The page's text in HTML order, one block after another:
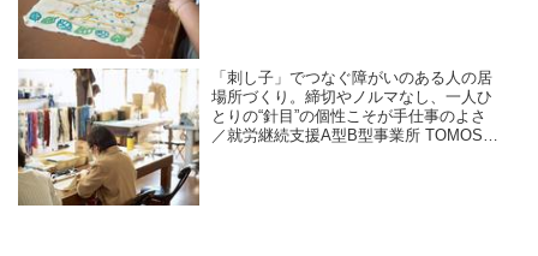
「刺し子」でつなぐ障がいのある人の居
場所づくり。締切やノルマなし、一人ひ
とりの“針目”の個性こそが手仕事のよさ
／就労継続支援A型B型事業所 TOMOS